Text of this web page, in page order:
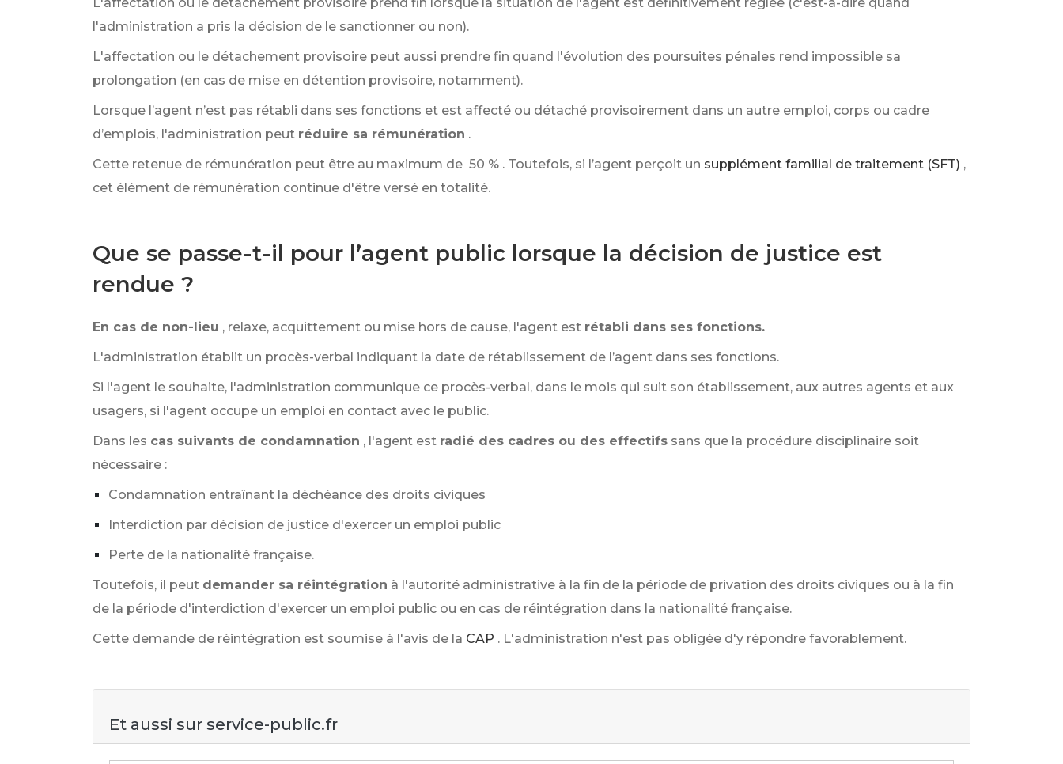
l'administration a pris la décision de le sanctionner ou non).
L'affectation ou le détachement provisoire peut aussi prendre fin quand l'évolution des poursuites pénales rend impossible sa
prolongation (en cas de mise en détention provisoire, notamment).
Lorsque l’agent n’est pas rétabli dans ses fonctions et est affecté ou détaché provisoirement dans un autre emploi, corps ou cadre
d’emplois, l'administration peut réduire sa rémunération .
Cette retenue de rémunération peut être au maximum de 50 % . Toutefois, si l’agent perçoit un supplément familial de traitement (SFT) ,
cet élément de rémunération continue d'être versé en totalité.
Que se passe-t-il pour l’agent public lorsque la décision de justice est
rendue ?
En cas de non-lieu , relaxe, acquittement ou mise hors de cause, l'agent est rétabli dans ses fonctions.
L'administration établit un procès-verbal indiquant la date de rétablissement de l’agent dans ses fonctions.
Si l'agent le souhaite, l'administration communique ce procès-verbal, dans le mois qui suit son établissement, aux autres agents et aux
usagers, si l'agent occupe un emploi en contact avec le public.
Dans les cas suivants de condamnation , l'agent est radié des cadres ou des effectifs sans que la procédure disciplinaire soit
nécessaire :
Condamnation entraînant la déchéance des droits civiques
Interdiction par décision de justice d'exercer un emploi public
Perte de la nationalité française.
Toutefois, il peut demander sa réintégration à l'autorité administrative à la fin de la période de privation des droits civiques ou à la fin
de la période d'interdiction d'exercer un emploi public ou en cas de réintégration dans la nationalité française.
Cette demande de réintégration est soumise à l'avis de la CAP . L'administration n'est pas obligée d'y répondre favorablement.
Et aussi sur service-public.fr